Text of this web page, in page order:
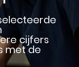
cijfers
met de